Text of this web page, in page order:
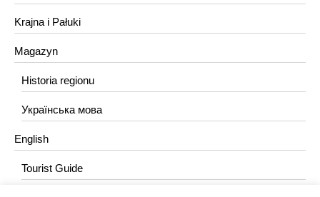
Krajna i Pałuki
Magazyn
Historia regionu
Українська мова
English
Tourist Guide